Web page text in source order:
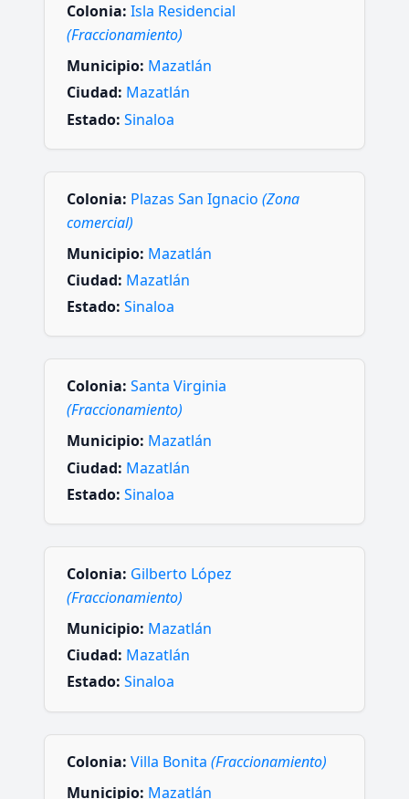
Colonia: Isla Residencial
(Fraccionamiento)
Municipio: Mazatlán
Ciudad: Mazatlán
Estado: Sinaloa
Colonia: Plazas San Ignacio (Zona
comercial)
Municipio: Mazatlán
Ciudad: Mazatlán
Estado: Sinaloa
Colonia: Santa Virginia
(Fraccionamiento)
Municipio: Mazatlán
Ciudad: Mazatlán
Estado: Sinaloa
Colonia: Gilberto López
(Fraccionamiento)
Municipio: Mazatlán
Ciudad: Mazatlán
Estado: Sinaloa
Colonia: Villa Bonita (Fraccionamiento)
Municipio: Mazatlán